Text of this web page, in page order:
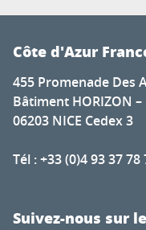
Côte d'Azur
455 Promenade Des
Bâtiment HORIZON –
06203 NICE Cedex 3
Tél : +33 (0)4 93 37 78
Suivez-nous sur